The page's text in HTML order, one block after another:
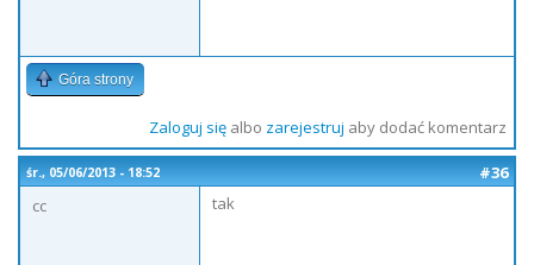
Góra strony
Zaloguj sięalbo zarejestruj aby dodać komentarz
śr., 05/06/2013 - 18:52
#36
cc
tak